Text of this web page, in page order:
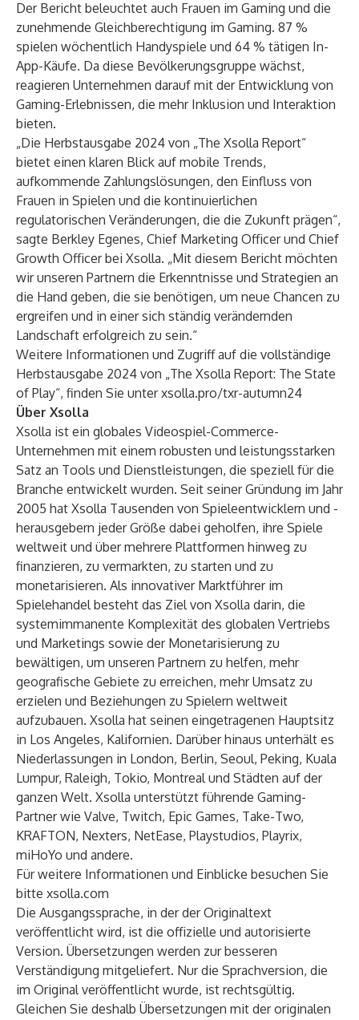
Der Bericht beleuchtet auch Frauen im Gaming und die
zunehmende Gleichberechtigung im Gaming. 87 %
spielen wöchentlich Handyspiele und 64 % tätigen In-
App-Käufe. Da diese Bevölkerungsgruppe wächst,
reagieren Unternehmen darauf mit der Entwicklung von
Gaming-Erlebnissen, die mehr Inklusion und Interaktion
bieten.
„Die Herbstausgabe 2024 von „The Xsolla Report“
bietet einen klaren Blick auf mobile Trends,
aufkommende Zahlungslösungen, den Einfluss von
Frauen in Spielen und die kontinuierlichen
regulatorischen Veränderungen, die die Zukunft prägen“,
sagte Berkley Egenes, Chief Marketing Officer und Chief
Growth Officer bei Xsolla. „Mit diesem Bericht möchten
wir unseren Partnern die Erkenntnisse und Strategien an
die Hand geben, die sie benötigen, um neue Chancen zu
ergreifen und in einer sich ständig verändernden
Landschaft erfolgreich zu sein.“
Weitere Informationen und Zugriff auf die vollständige
Herbstausgabe 2024 von „The Xsolla Report: The State
of Play“, finden Sie unterxsolla.pro/txr-autumn24
Über Xsolla
Xsolla ist ein globales Videospiel-Commerce-
Unternehmen mit einem robusten und leistungsstarken
Satz an Tools und Dienstleistungen, die speziell für die
Branche entwickelt wurden. Seit seiner Gründung im Jahr
2005 hat Xsolla Tausenden von Spieleentwicklern und -
herausgebern jeder Größe dabei geholfen, ihre Spiele
weltweit und über mehrere Plattformen hinweg zu
finanzieren, zu vermarkten, zu starten und zu
monetarisieren. Als innovativer Marktführer im
Spielehandel besteht das Ziel von Xsolla darin, die
systemimmanente Komplexität des globalen Vertriebs
und Marketings sowie der Monetarisierung zu
bewältigen, um unseren Partnern zu helfen, mehr
geografische Gebiete zu erreichen, mehr Umsatz zu
erzielen und Beziehungen zu Spielern weltweit
aufzubauen. Xsolla hat seinen eingetragenen Hauptsitz
in Los Angeles, Kalifornien. Darüber hinaus unterhält es
Niederlassungen in London, Berlin, Seoul, Peking, Kuala
Lumpur, Raleigh, Tokio, Montreal und Städten auf der
ganzen Welt. Xsolla unterstützt führende Gaming-
Partner wie Valve, Twitch, Epic Games, Take-Two,
KRAFTON, Nexters, NetEase, Playstudios, Playrix,
miHoYo und andere.
Für weitere Informationen und Einblicke besuchen Sie
bitte xsolla.com
Die Ausgangssprache, in der der Originaltext
veröffentlicht wird, ist die offizielle und autorisierte
Version. Übersetzungen werden zur besseren
Verständigung mitgeliefert. Nur die Sprachversion, die
im Original veröffentlicht wurde, ist rechtsgültig.
Gleichen Sie deshalb Übersetzungen mit der originalen